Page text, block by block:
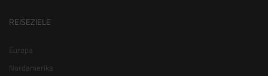
REISEZIELE
Europa
Nordamerika